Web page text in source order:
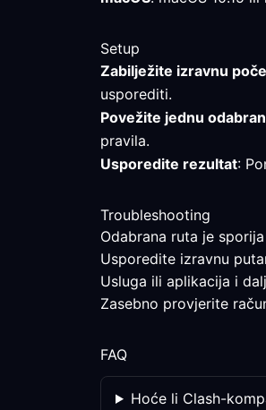
Setup
Zabilježite izravnu
usporediti.
Povežite jednu
pravila.
Usporedite rezultat:
Troubleshooting
Odabrana ruta je sporija
Usporedite izravnu
Usluga ili aplikacija i
Zasebno provjerite
FAQ
Hoće li Clash-